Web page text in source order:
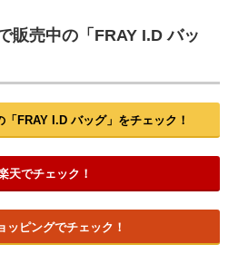
販売中の「FRAY I.D バッ
FRAY I.D バッグ」をチェック！
天でチェック！
ッピングでチェック！